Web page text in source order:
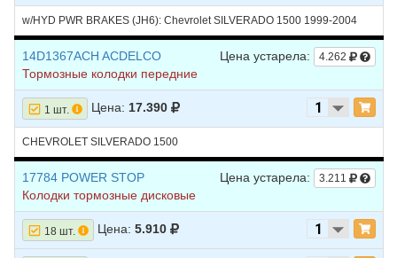
w/HYD PWR BRAKES (JH6): Chevrolet SILVERADO 1500 1999-2004
Цена устарела: 4.262
14D1367ACH ACDELCO
Тормозные колодки передние
1 шт. Цена: 17.390
CHEVROLET SILVERADO 1500
Цена устарела: 3.211
17784 POWER STOP
Колодки тормозные дисковые
18 шт. Цена: 5.910